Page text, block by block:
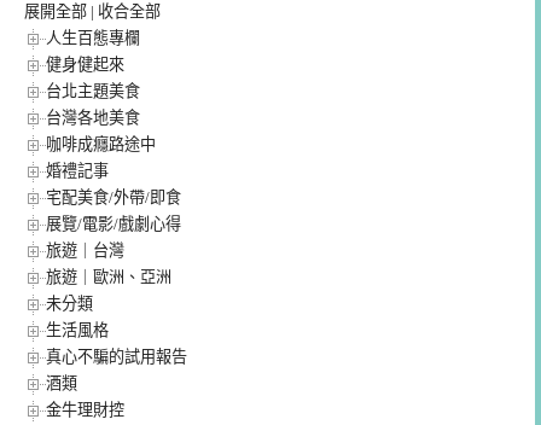
展開全部 | 收合全部
人生百態專欄
健身健起來
台北主題美食
台灣各地美食
咖啡成癮路途中
婚禮記事
宅配美食/外帶/即食
展覽/電影/戲劇心得
旅遊｜台灣
旅遊｜歐洲、亞洲
未分類
生活風格
真心不騙的試用報告
酒類
金牛理財控